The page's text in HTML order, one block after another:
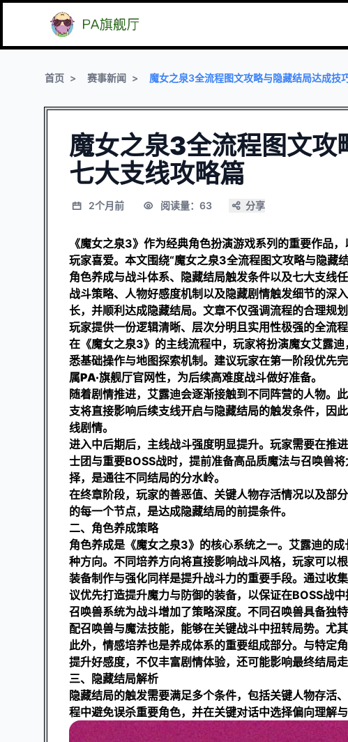
首页 赛事新闻 魔女之泉3全流程图文攻略与隐藏结局达成技
魔女之泉3全流程图文攻
七大支线攻略篇
2个月前 阅读量：63 分享
《魔女之泉3》作为经典角色扮演游戏系列的重要作品
玩家喜爱。本文围绕“魔女之泉3全流程图文攻略与隐藏
角色养成与战斗体系、隐藏结局触发条件以及七大支线
战斗策略、人物好感度机制以及隐藏剧情触发细节的深
长，并顺利达成隐藏结局。文章不仅强调流程的合理规
玩家提供一份逻辑清晰、层次分明且实用性极强的全流程
在《魔女之泉3》的主线流程中，玩家将扮演魔女艾露
悉基础操作与地图探索机制。建议玩家在第一阶段优先
属PA·旗舰厅官网性，为后续高难度战斗做好准备。
随着剧情推进，艾露迪会逐渐接触到不同阵营的人物。
支将直接影响后续支线开启与隐藏结局的触发条件，因
线剧情。
进入中后期后，主线战斗强度明显提升。玩家需要在推
士团与重要BOSS战时，提前准备高品质魔法与召唤兽
择，是通往不同结局的分水岭。
在终章阶段，玩家的善恶值、关键人物存活情况以及部
的每一个节点，是达成隐藏结局的前提条件。
二、角色养成策略
角色养成是《魔女之泉3》的核心系统之一。艾露迪的
种方向。不同培养方向将直接影响战斗风格，玩家可以
装备制作与强化同样是提升战斗力的重要手段。通过收
议优先打造提升魔力与防御的装备，以保证在BOSS战中
召唤兽系统为战斗增加了策略深度。不同召唤兽具备独
配召唤兽与魔法技能，能够在关键战斗中扭转局势。尤
此外，情感培养也是养成体系的重要组成部分。与特定
提升好感度，不仅丰富剧情体验，还可能影响最终结局走
三、隐藏结局解析
隐藏结局的触发需要满足多个条件，包括关键人物存活
程中避免误杀重要角色，并在关键对话中选择偏向理解与